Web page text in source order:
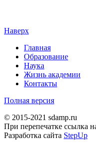
Наверх
Главная
Образование
Наука
Жизнь академии
Контакты
Полная версия
© 2015-2021 sdamp.ru
При перепечатке ссылка
Разработка сайта StepUp